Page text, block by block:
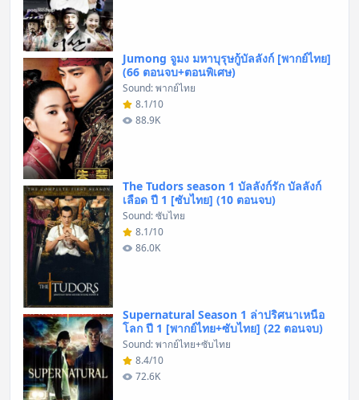
Jumong จูมง มหาบุรุษกู้บัลลังก์ [พากย์ไทย]
(66 ตอนจบ+ตอนพิเศษ)
Sound: พากย์ไทย
8.1/10
88.9K
The Tudors season 1 บัลลังก์รัก บัลลังก์
เลือด ปี 1 [ซับไทย] (10 ตอนจบ)
Sound: ซับไทย
8.1/10
86.0K
Supernatural Season 1 ล่าปริศนาเหนือ
โลก ปี 1 [พากย์ไทย+ซับไทย] (22 ตอนจบ)
Sound: พากย์ไทย+ซับไทย
8.4/10
72.6K